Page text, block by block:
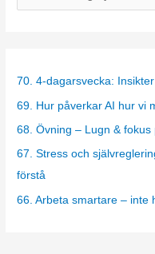
a
g
e
s
70. 4-dagarsvecka:
69. Hur påverkar AI hur vi
68. Övning – Lugn & fokus
67. Stress och
förstå
66. Arbeta smartare – inte